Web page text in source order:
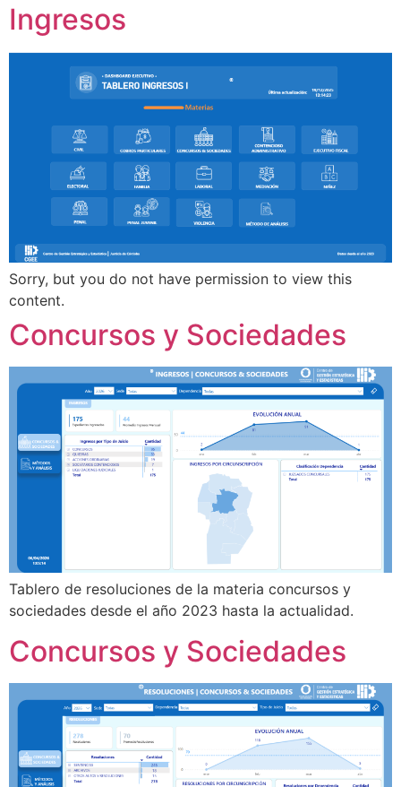
Ingresos
Sorry, but you do not have permission to view this
content.
Concursos y Sociedades
Tablero de resoluciones de la materia concursos y
sociedades desde el año 2023 hasta la actualidad.
Concursos y Sociedades